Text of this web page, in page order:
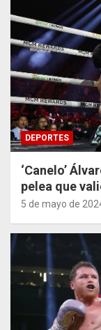
DEPORTES
‘Canelo’
pelea que
5 de mayo de